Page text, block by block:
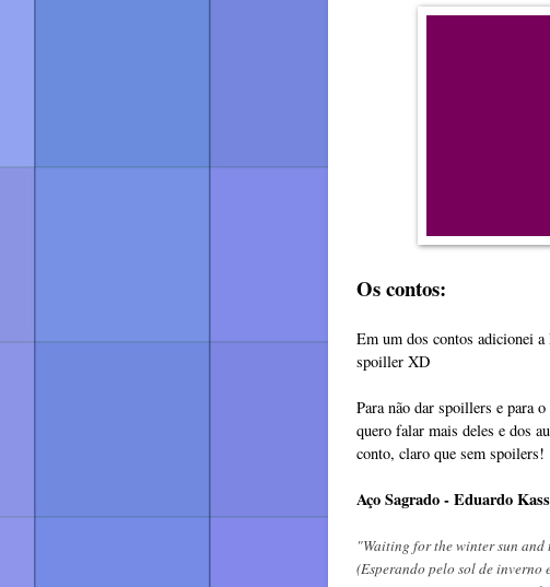
Os contos:
Em um dos contos adicionei
spoiller XD
Para não dar spoillers e para
quero falar mais deles e dos
conto, claro que sem spoilers!
Aço Sagrado - Eduardo
"Waiting for the winter sun
(Esperando pelo sol de inverno